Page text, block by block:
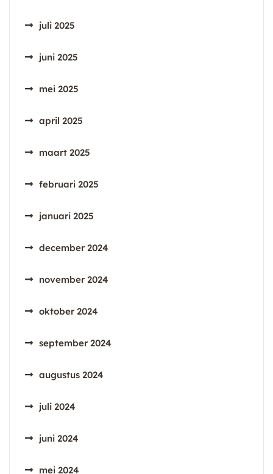
juli 2025
juni 2025
mei 2025
april 2025
maart 2025
februari 2025
januari 2025
december 2024
november 2024
oktober 2024
september 2024
augustus 2024
juli 2024
juni 2024
mei 2024